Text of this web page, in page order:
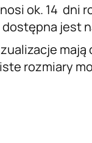
ok. 14 dni
jest
rozmiary